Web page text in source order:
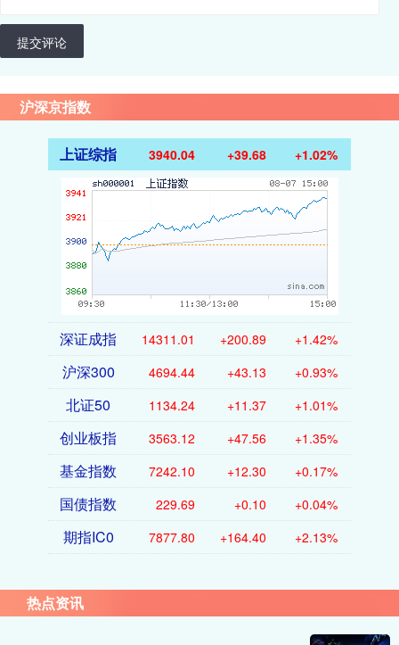
提交评论
沪深京指数
上证综指 3940.04 +39.68 +1.02%
深证成指 14311.01 +200.89 +1.42%
沪深300 4694.44 +43.13 +0.93%
北证50 1134.24 +11.37 +1.01%
创业板指 3563.12 +47.56 +1.35%
基金指数 7242.10 +12.30 +0.17%
国债指数 229.69 +0.10 +0.04%
期指IC0 7877.80 +164.40 +2.13%
热点资讯